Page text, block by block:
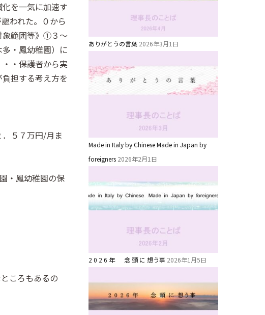
を一気に加速す
われた。０から
象範囲等》①３～
・鳳幼稚園）に
・保護者から実
担する考え方を
５７万円/月ま
・鳳幼稚園の保
ころもあるの
ありがとうの言葉 2026年3月1日
Made in Italy by Chinese Made in Japan by
foreigners 2026年2月1日
2 0 2 6 年 念 頭 に 想う事 2026年1月5日